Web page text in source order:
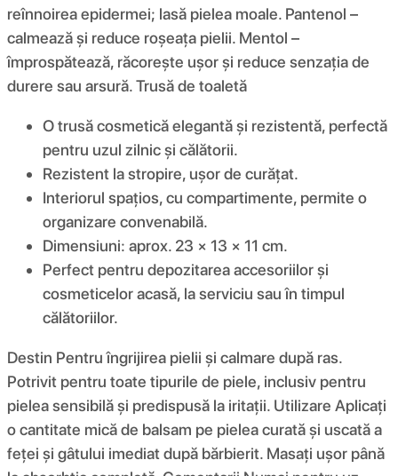
reînnoirea epidermei; lasă pielea moale. Pantenol –
calmează și reduce roșeața pielii. Mentol –
împrospătează, răcorește ușor și reduce senzația de
durere sau arsură. Trusă de toaletă
O trusă cosmetică elegantă și rezistentă, perfectă
pentru uzul zilnic și călătorii.
Rezistent la stropire, ușor de curățat.
Interiorul spațios, cu compartimente, permite o
organizare convenabilă.
Dimensiuni: aprox. 23 × 13 × 11 cm.
Perfect pentru depozitarea accesoriilor și
cosmeticelor acasă, la serviciu sau în timpul
călătoriilor.
Destin Pentru îngrijirea pielii și calmare după ras.
Potrivit pentru toate tipurile de piele, inclusiv pentru
pielea sensibilă și predispusă la iritații. Utilizare Aplicați
o cantitate mică de balsam pe pielea curată și uscată a
feței și gâtului imediat după bărbierit. Masați ușor până